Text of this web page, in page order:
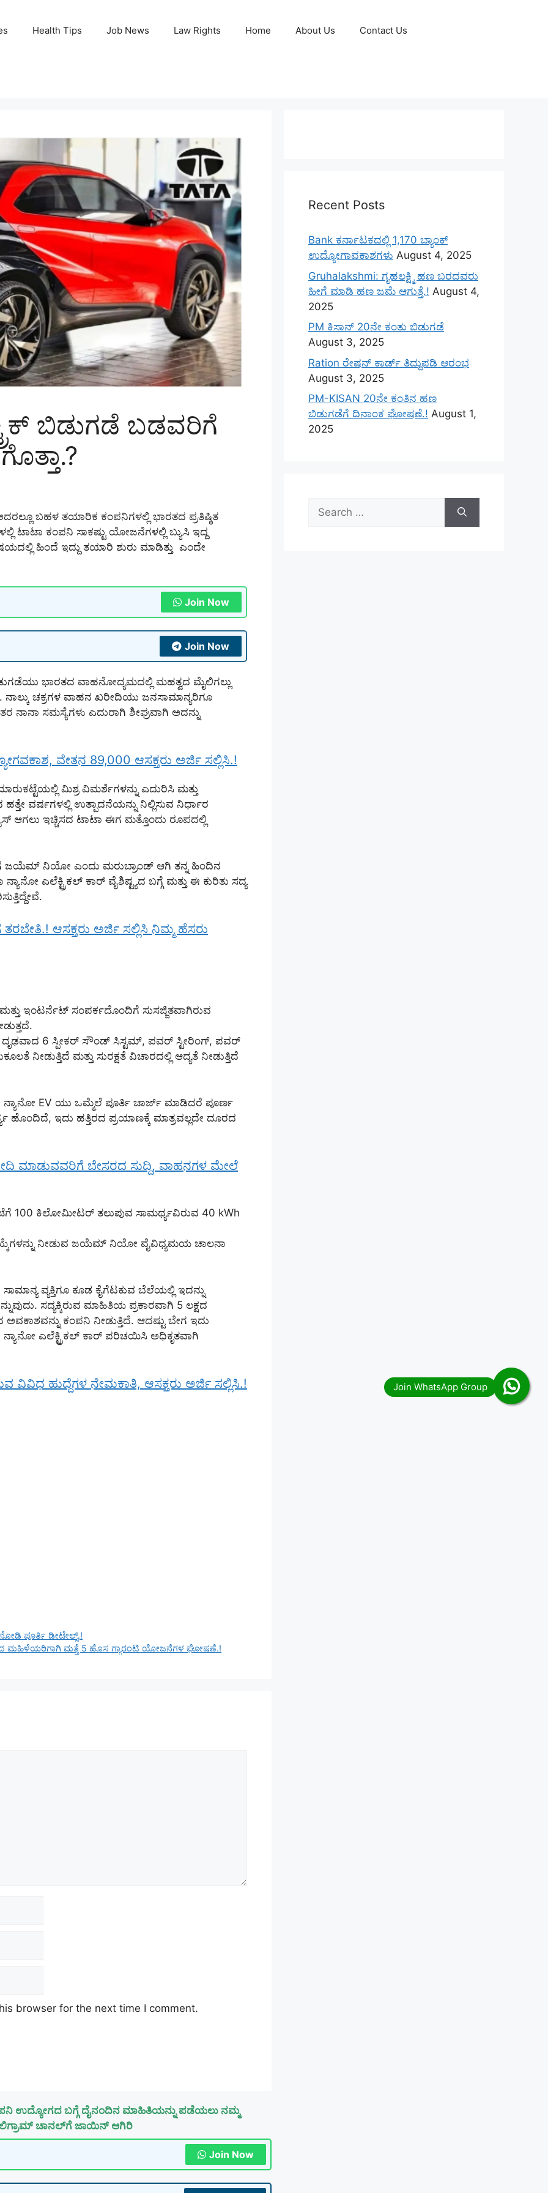
Health Tips Job News Law Rights Home About Us Contact Us
ಬಿಡುಗಡೆ ಬಡವರಿಗೆ
ಬಹಳ ತಯಾರಿಕ ಕಂಪನಿಗಳಲ್ಲಿ ಭಾರತದ ಪ್ರತಿಷ್ಠಿತ
ಟಾಟಾ ಕಂಪನಿ ಸಾಕಷ್ಟು ಯೋಜನೆಗಳಲ್ಲಿ ಬ್ಯುಸಿ ಇದ್ದ
ಹಿಂದೆ ಇದ್ದು ತಯಾರಿ ಶುರು ಮಾಡಿತ್ತು ಎಂದೇ
Join Now
Join Now
ಭಾರತದ ವಾಹನೋದ್ಯಮದಲ್ಲಿ ಮಹತ್ವದ ಮೈಲಿಗಲ್ಲು
ನಾಲ್ಕು ಚಕ್ರಗಳ ವಾಹನ ಖರೀದಿಯು ಜನಸಾಮಾನ್ಯರಿಗೂ
ನಾನಾ ಸಮಸ್ಯೆಗಳು ಎದುರಾಗಿ ಶೀಘ್ರವಾಗಿ ಅದನ್ನು
ವೇತನ 89,000 ಆಸಕ್ತರು ಅರ್ಜಿ ಸಲ್ಲಿಸಿ.!
ಮಿಶ್ರ ವಿಮರ್ಶೆಗಳನ್ನು ಎದುರಿಸಿ ಮತ್ತು
ವರ್ಷಗಳಲ್ಲಿ ಉತ್ಪಾದನೆಯನ್ನು ನಿಲ್ಲಿಸುವ ನಿರ್ಧಾರ
ಆಗಲು ಇಚ್ಚಿಸದ ಟಾಟಾ ಈಗ ಮತ್ತೊಂದು ರೂಪದಲ್ಲಿ
ಜಯೆಮ್ ನಿಯೋ ಎಂದು ಮರುಬ್ರಾಂಡ್ ಆಗಿ ತನ್ನ ಹಿಂದಿನ
ಎಲೆಕ್ಟ್ರಿಕಲ್ ಕಾರ್ ವೈಶಿಷ್ಟ್ಯದ ಬಗ್ಗೆ ಮತ್ತು ಈ ಕುರಿತು ಸದ್ಯ
ಆಸಕ್ತರು ಅರ್ಜಿ ಸಲ್ಲಿಸಿ ನಿಮ್ಮ ಹೆಸರು
ಇಂಟರ್ನೆಟ್ ಸಂಪರ್ಕದೊಂದಿಗೆ ಸುಸಜ್ಜಿತವಾಗಿರುವ
6 ಸ್ಪೀಕರ್ ಸೌಂಡ್ ಸಿಸ್ಟಮ್, ಪವರ್ ಸ್ಟೀರಿಂಗ್, ಪವರ್
ನೀಡುತ್ತಿದೆ ಮತ್ತು ಸುರಕ್ಷತೆ ವಿಚಾರದಲ್ಲಿ ಆದ್ಯತೆ ನೀಡುತ್ತಿದೆ
ನ್ಯಾನೋ EV ಯು ಒಮ್ಮೆಲೆ ಪೂರ್ತಿ ಚಾರ್ಜ್ ಮಾಡಿದರೆ ಪೂರ್ಣ
ಇದು ಹತ್ತಿರದ ಪ್ರಯಾಣಕ್ಕೆ ಮಾತ್ರವಲ್ಲದೇ ದೂರದ
ಮಾಡುವವರಿಗೆ ಬೇಸರದ ಸುದ್ದಿ, ವಾಹನಗಳ ಮೇಲೆ
100 ಕಿಲೋಮೀಟರ್ ತಲುಪುವ ಸಾಮರ್ಥ್ಯವಿರುವ 40 kWh
ನೀಡುವ ಜಯೆಮ್ ನಿಯೋ ವೈವಿಧ್ಯಮಯ ಚಾಲನಾ
ವ್ಯಕ್ತಿಗೂ ಕೂಡ ಕೈಗೆಟಕುವ ಬೆಲೆಯಲ್ಲಿ ಇದನ್ನು
ಸದ್ಯಕ್ಕಿರುವ ಮಾಹಿತಿಯ ಪ್ರಕಾರವಾಗಿ 5 ಲಕ್ಷದ
ಕಂಪನಿ ನೀಡುತ್ತಿದೆ. ಆದಷ್ಟು ಬೇಗ ಇದು
ಎಲೆಕ್ಟ್ರಿಕಲ್ ಕಾರ್ ಪರಿಚಯಿಸಿ ಅಧಿಕೃತವಾಗಿ
ವಿವಿಧ ಹುದ್ದೆಗಳ ನೇಮಕಾತಿ, ಆಸಕ್ತರು ಅರ್ಜಿ ಸಲ್ಲಿಸಿ.!
ನೋಡಿ ಪೂರ್ತಿ ಡೀಟೇಲ್ಸ್.!
ಮಹಿಳೆಯರಿಗಾಗಿ ಮತ್ತೆ 5 ಹೊಸ ಗ್ಯಾರಂಟಿ ಯೋಜನೆಗಳ ಘೋಷಣೆ.!
browser for the next time I comment.
ಉದ್ಯೋಗದ ಬಗ್ಗೆ ದೈನಂದಿನ ಮಾಹಿತಿಯನ್ನು ಪಡೆಯಲು ನಮ್ಮ
ಚಾನಲ್‌ಗೆ ಜಾಯಿನ್ ಆಗಿರಿ
Join Now
Recent Posts
Bank ಕರ್ನಾಟಕದಲ್ಲಿ 1,170 ಬ್ಯಾಂಕ್
ಉದ್ಯೋಗಾವಕಾಶಗಳು August 4, 2025
Gruhalakshmi: ಗೃಹಲಕ್ಷ್ಮಿ ಹಣ ಬರದವರು
ಹೀಗೆ ಮಾಡಿ ಹಣ ಜಮೆ‌ ಆಗುತ್ತೆ.! August 4,
2025
PM ಕಿಸಾನ್ 20ನೇ ಕಂತು ಬಿಡುಗಡೆ
August 3, 2025
Ration ರೇಷನ್ ಕಾರ್ಡ್ ತಿದ್ದುಪಡಿ ಆರಂಭ
August 3, 2025
PM-KISAN 20ನೇ ಕಂತಿನ ಹಣ
ಬಿಡುಗಡೆಗೆ ದಿನಾಂಕ ಘೋಷಣೆ.! August 1,
2025
Search
for: